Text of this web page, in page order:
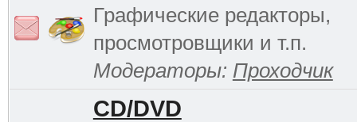
Графические редакторы,
просмотровщики и т.п.
Модераторы: Проходчик
CD/DVD